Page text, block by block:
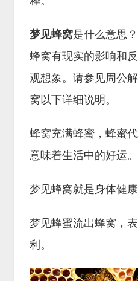
梦见蜂窝是什么意思
蜂窝有现实的影响和
观想象。请参见周公
窝以下详细说明。
蜂窝充满蜂蜜，蜂蜜
意味着生活中的好运。
梦见蜂窝就是身体健康
梦见蜂蜜流出蜂窝，
利。